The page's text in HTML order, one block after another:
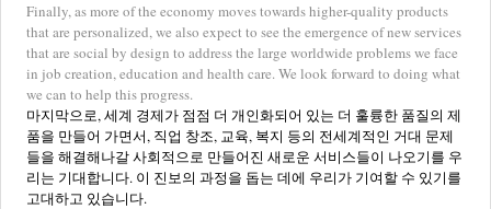
Finally, as more of the economy moves towards higher-quality products
that are personalized, we also expect to see the emergence of new services
that are social by design to address the large worldwide problems we face
in job creation, education and health care. We look forward to doing what
we can to help this progress.
마지막으로, 세계 경제가 점점 더 개인화되어 있는 더 훌륭한 품질의 제
품을 만들어 가면서, 직업 창조, 교육, 복지 등의 전세계적인 거대 문제
들을 해결해나갈 사회적으로 만들어진 새로운 서비스들이 나오기를 우
리는 기대합니다. 이 진보의 과정을 돕는 데에 우리가 기여할 수 있기를
고대하고 있습니다.